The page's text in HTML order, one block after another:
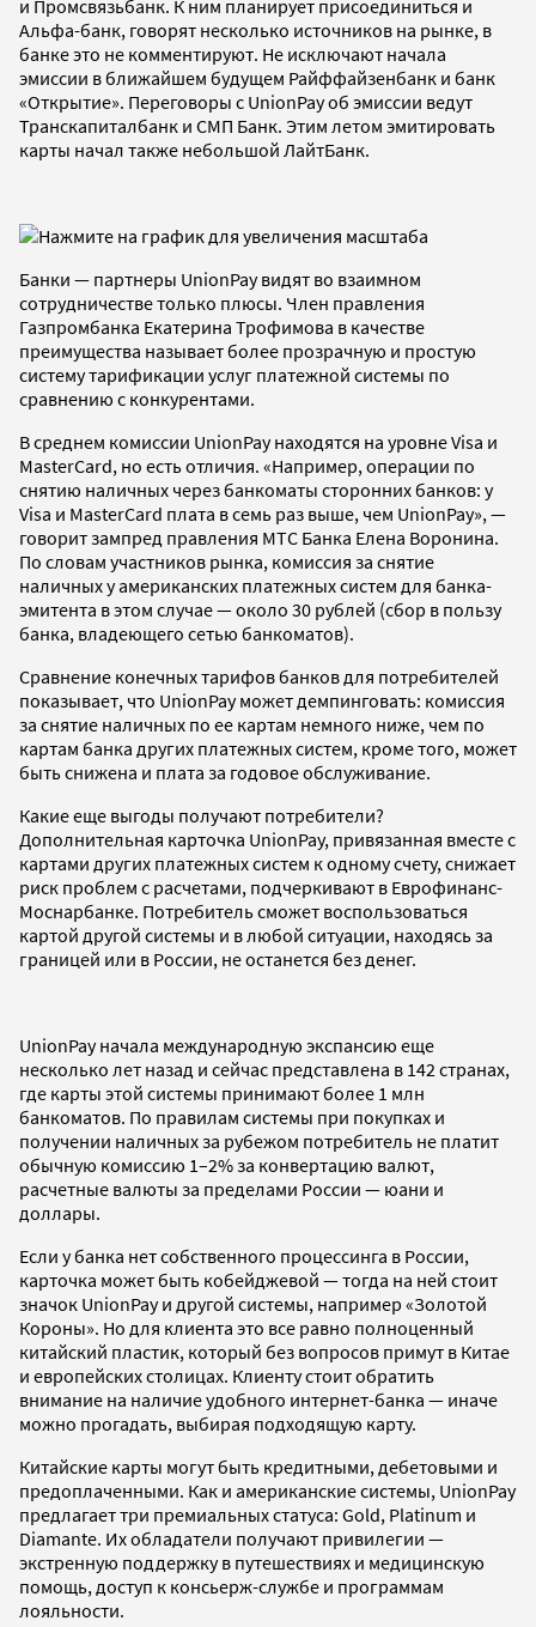
и Промсвязьбанк. К ним планирует присоединиться и
Альфа-банк, говорят несколько источников на рынке, в
банке это не комментируют. Не исключают начала
эмиссии в ближайшем будущем Райффайзенбанк и банк
«Открытие». Переговоры с UnionPay об эмиссии ведут
Транскапиталбанк и СМП Банк. Этим летом эмитировать
карты начал также небольшой ЛайтБанк.
Банки — партнеры UnionPay видят во взаимном
сотрудничестве только плюсы. Член правления
Газпромбанка Екатерина Трофимова в качестве
преимущества называет более прозрачную и простую
систему тарификации услуг платежной системы по
сравнению с конкурентами.
В среднем комиссии UnionPay находятся на уровне Visa и
МasterСard, но есть отличия. «Например, операции по
снятию наличных через банкоматы сторонних банков: у
Visa и МasterСard плата в семь раз выше, чем UnionPay», —
говорит зампред правления МТС Банка Елена Воронина.
По словам участников рынка, комиссия за снятие
наличных у американских платежных систем для банка-
эмитента в этом случае — около 30 рублей (сбор в пользу
банка, владеющего сетью банкоматов).
Сравнение конечных тарифов банков для потребителей
показывает, что UnionPay может демпинговать: комиссия
за снятие наличных по ее картам немного ниже, чем по
картам банка других платежных систем, кроме того, может
быть снижена и плата за годовое обслуживание.
Какие еще выгоды получают потребители?
Дополнительная карточка UnionPay, привязанная вместе с
картами других платежных систем к одному счету, снижает
риск проблем с расчетами, подчеркивают в Еврофинанс-
Моснарбанке. Потребитель сможет воспользоваться
картой другой системы и в любой ситуации, находясь за
границей или в России, не останется без денег.
UnionPay начала международную экспансию еще
несколько лет назад и сейчас представлена в 142 странах,
где карты этой системы принимают более 1 млн
банкоматов. По правилам системы при покупках и
получении наличных за рубежом потребитель не платит
обычную комиссию 1–2% за конвертацию валют,
расчетные валюты за пределами России — юани и
доллары.
Если у банка нет собственного процессинга в России,
карточка может быть кобейджевой — тогда на ней стоит
значок UnionPay и другой системы, например «Золотой
Короны». Но для клиента это все равно полноценный
китайский пластик, который без вопросов примут в Китае
и европейских столицах. Клиенту стоит обратить
внимание на наличие удобного интернет-банка — иначе
можно прогадать, выбирая подходящую карту.
Китайские карты могут быть кредитными, дебетовыми и
предоплаченными. Как и американские системы, UnionPay
предлагает три премиальных статуса: Gold, Platinum и
Diamante. Их обладатели получают привилегии —
экстренную поддержку в путешествиях и медицинскую
помощь, доступ к консьерж-службе и программам
лояльности.